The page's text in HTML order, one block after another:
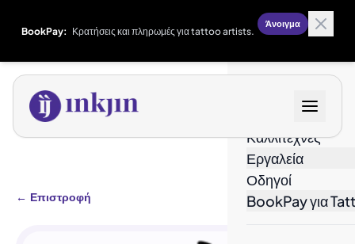
BookPay: Κρατήσεις και πληρωμές για tattoo artists.
Άνοιγμα
Καλλιτέχνες
Εργαλεία
Οδηγοί
BookPay για
← Επιστροφή